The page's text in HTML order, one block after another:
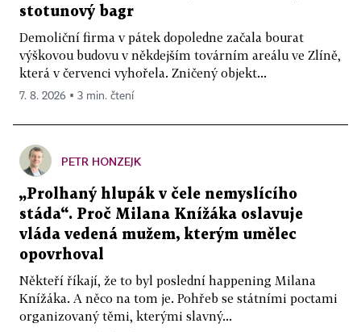
stotunový bagr
Demoliční firma v pátek dopoledne začala bourat
výškovou budovu v někdejším továrním areálu ve Zlíně,
která v červenci vyhořela. Zničený objekt...
7. 8. 2026 ▪ 3 min. čtení
PETR HONZEJK
„Prolhaný hlupák v čele nemyslícího
stáda“. Proč Milana Knížáka oslavuje
vláda vedená mužem, kterým umělec
opovrhoval
Někteří říkají, že to byl poslední happening Milana
Knížáka. A něco na tom je. Pohřeb se státními poctami
organizovaný těmi, kterými slavný...